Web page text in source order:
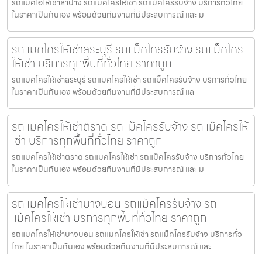
ในราคาเป็นกันเอง พร้อมด้วยทีมงานที่มีประสบการณ์ และ ม
รถแมคโครให้เช่าสระบุรี รถแม็คโครรับจ้าง รถแม็คโคร
ให้เช่า บริการทุกพื้นที่ทั่วไทย ราคาถูก
รถแมคโครให้เช่าสระบุรี รถแมคโครให้เช่า รถแม็คโครรับจ้าง บริการทั่วไทย
ในราคาเป็นกันเอง พร้อมด้วยทีมงานที่มีประสบการณ์ แล
รถแมคโครให้เช่าตราด รถแม็คโครรับจ้าง รถแม็คโครให้
เช่า บริการทุกพื้นที่ทั่วไทย ราคาถูก
รถแมคโครให้เช่าตราด รถแมคโครให้เช่า รถแม็คโครรับจ้าง บริการทั่วไทย
ในราคาเป็นกันเอง พร้อมด้วยทีมงานที่มีประสบการณ์ และ ม
รถแมคโครให้เช่าบางบอน รถแม็คโครรับจ้าง รถ
แม็คโครให้เช่า บริการทุกพื้นที่ทั่วไทย ราคาถูก
รถแมคโครให้เช่าบางบอน รถแมคโครให้เช่า รถแม็คโครรับจ้าง บริการทั่ว
ไทย ในราคาเป็นกันเอง พร้อมด้วยทีมงานที่มีประสบการณ์ และ